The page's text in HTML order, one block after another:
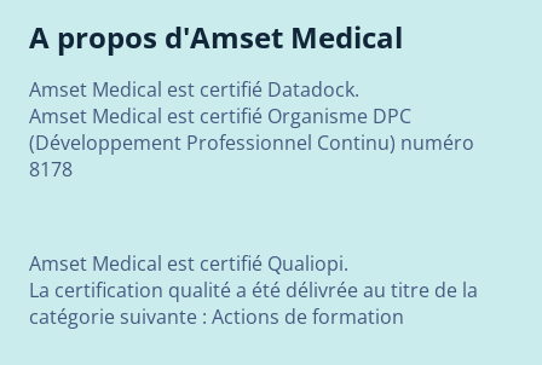
A propos d'Amset Medical
Amset Medical est certifié Datadock.
Amset Medical est certifié Organisme DPC
(Développement Professionnel Continu) numéro
8178
Amset Medical est certifié Qualiopi.
La certification qualité a été délivrée au titre de la
catégorie suivante : Actions de formation